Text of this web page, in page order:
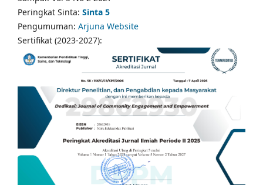
Peringkat Sinta: Sinta 5
Pengumuman: Arjuna Website
Sertifikat (2023-2027):